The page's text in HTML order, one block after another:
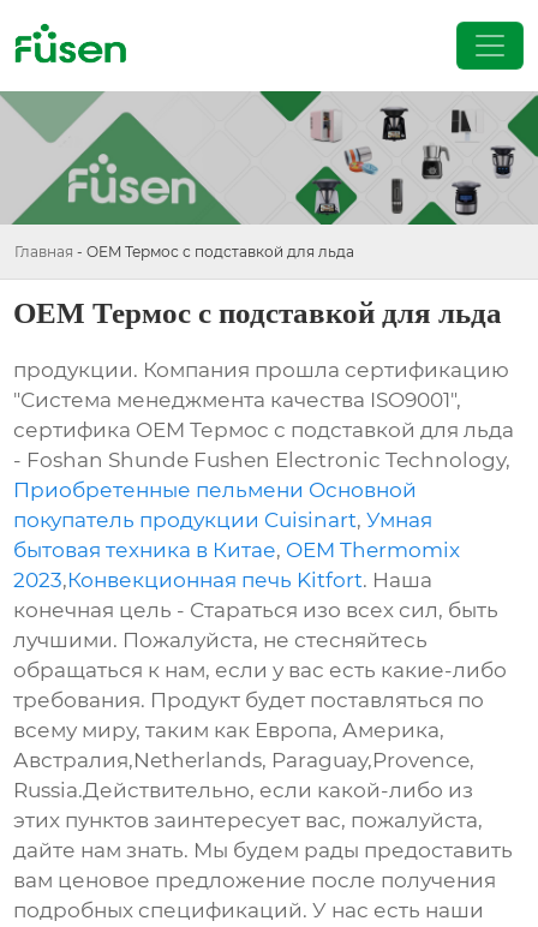
Главная - OEM Термос с подставкой для льда
OEM Термос с подставкой для льда
продукции. Компания прошла сертификацию
"Система менеджмента качества ISO9001",
сертифика OEM Термос с подставкой для льда
- Foshan Shunde Fushen Electronic Technology,
Приобретенные пельмени Основной
покупатель продукции Cuisinart,Умная
бытовая техника в Китае, OEM Thermomix
2023,Конвекционная печь Kitfort. Наша
конечная цель - Стараться изо всех сил, быть
лучшими. Пожалуйста, не стесняйтесь
обращаться к нам, если у вас есть какие-либо
требования. Продукт будет поставляться по
всему миру, таким как Европа, Америка,
Австралия,Netherlands, Paraguay,Provence,
Russia.Действительно, если какой-либо из
этих пунктов заинтересует вас, пожалуйста,
дайте нам знать. Мы будем рады предоставить
вам ценовое предложение после получения
подробных спецификаций. У нас есть наши